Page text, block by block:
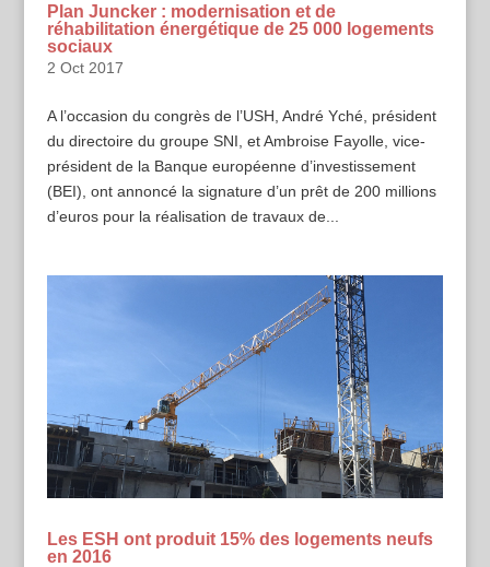
Plan Juncker : modernisation et de
réhabilitation énergétique de 25 000 logements
sociaux
2 Oct 2017
A l’occasion du congrès de l’USH, André Yché, président
du directoire du groupe SNI, et Ambroise Fayolle, vice-
président de la Banque européenne d’investissement
(BEI), ont annoncé la signature d’un prêt de 200 millions
d’euros pour la réalisation de travaux de...
Les ESH ont produit 15% des logements neufs
en 2016